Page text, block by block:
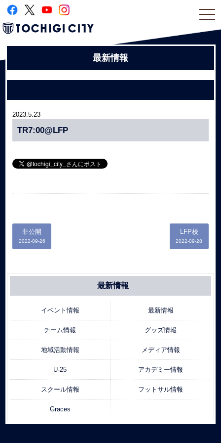
最新情報
2023.5.23
TR7:00@LFP
非公開
2022-09-26
LFP校
2022-09-28
最新情報
イベント情報 最新情報
チーム情報 グッズ情報
地域活動情報 メディア情報
U-25 アカデミー情報
スクール情報 フットサル情報
Graces